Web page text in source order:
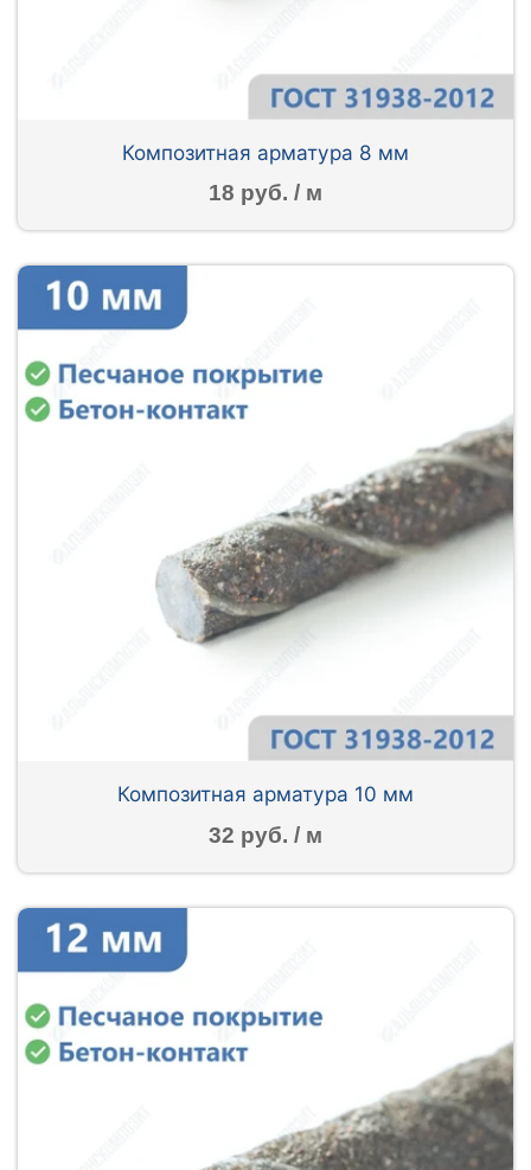
Композитная арматура 8 мм
18 руб. / м
Композитная арматура 10 мм
32 руб. / м